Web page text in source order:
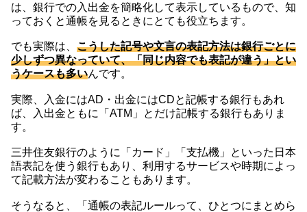
は、銀行での入出金を簡略化して表示しているもので、知
っておくと通帳を見るときにとても役立ちます。
でも実際は、 こうした記号や文言の表記方法は銀行ごとに
少しずつ異なっていて、「同じ内容でも表記が違う」とい
うケースも多いんです。
実際、入金にはAD・出金にはCDと記帳する銀行もあれ
ば、入出金ともに「ATM」とだけ記帳する銀行もありま
す。
三井住友銀行のように「カード」「支払機」といった日本
語表記を使う銀行もあり、利用するサービスや時期によっ
て記載方法が変わることもあります。
そうなると、「通帳の表記ルールって、ひとつにまとめら